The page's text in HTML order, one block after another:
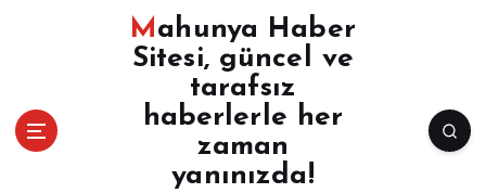
Mahunya Haber
Sitesi, güncel ve
tarafsız
haberlerle her
zaman
yanınızda!